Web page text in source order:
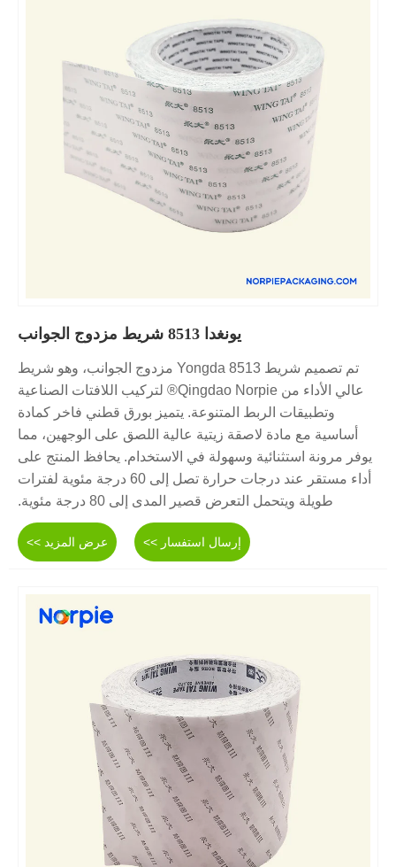
يونغدا 8513 شريط مزدوج الجوانب
تم تصميم شريط Yongda 8513 مزدوج الجوانب، وهو شريط
عالي الأداء من Qingdao Norpie® لتركيب اللافتات الصناعية
وتطبيقات الربط المتنوعة. يتميز بورق قطني فاخر كمادة
أساسية مع مادة لاصقة زيتية عالية اللصق على الوجهين، مما
يوفر مرونة استثنائية وسهولة في الاستخدام. يحافظ المنتج على
أداء مستقر عند درجات حرارة تصل إلى 60 درجة مئوية لفترات
طويلة ويتحمل التعرض قصير المدى إلى 80 درجة مئوية.
عرض المزيد >> إرسال استفسار >>